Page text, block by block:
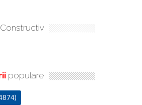
Constructiv
populare